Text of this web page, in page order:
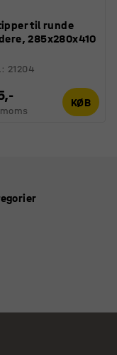
til runde
285x280x410
: 21204
KØB